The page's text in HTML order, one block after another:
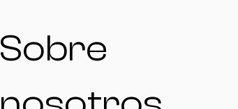
Sobre